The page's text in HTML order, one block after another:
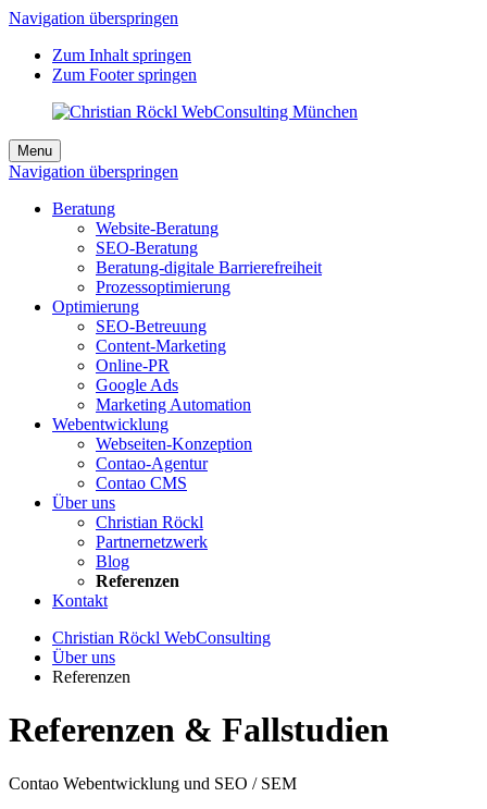
Navigation überspringen
Zum Inhalt springen
Zum Footer springen
Menu
Navigation überspringen
Beratung
Website-Beratung
SEO-Beratung
Beratung-digitale Barrierefreiheit
Prozessoptimierung
Optimierung
SEO-Betreuung
Content-Marketing
Online-PR
Google Ads
Marketing Automation
Webentwicklung
Webseiten-Konzeption
Contao-Agentur
Contao CMS
Über uns
Christian Röckl
Partnernetzwerk
Blog
Referenzen
Kontakt
Christian Röckl WebConsulting
Über uns
Referenzen
Referenzen & Fallstudien
Contao Webentwicklung und SEO / SEM